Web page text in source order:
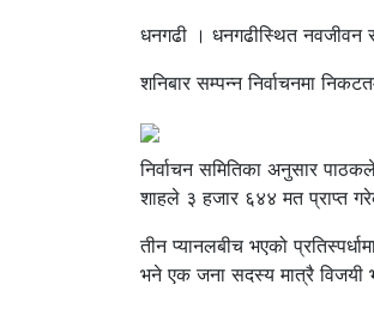
धनगढी । धनगढीस्थित नवजीवन
शनिबार सम्पन्न निर्वाचनमा
निर्वाचन समितिका अनुसार
शाहले ३ हजार ६४४ मत प्राप्त
तीन प्यानलबीच भएको
भने एक जना सदस्य मात्रै विजयी